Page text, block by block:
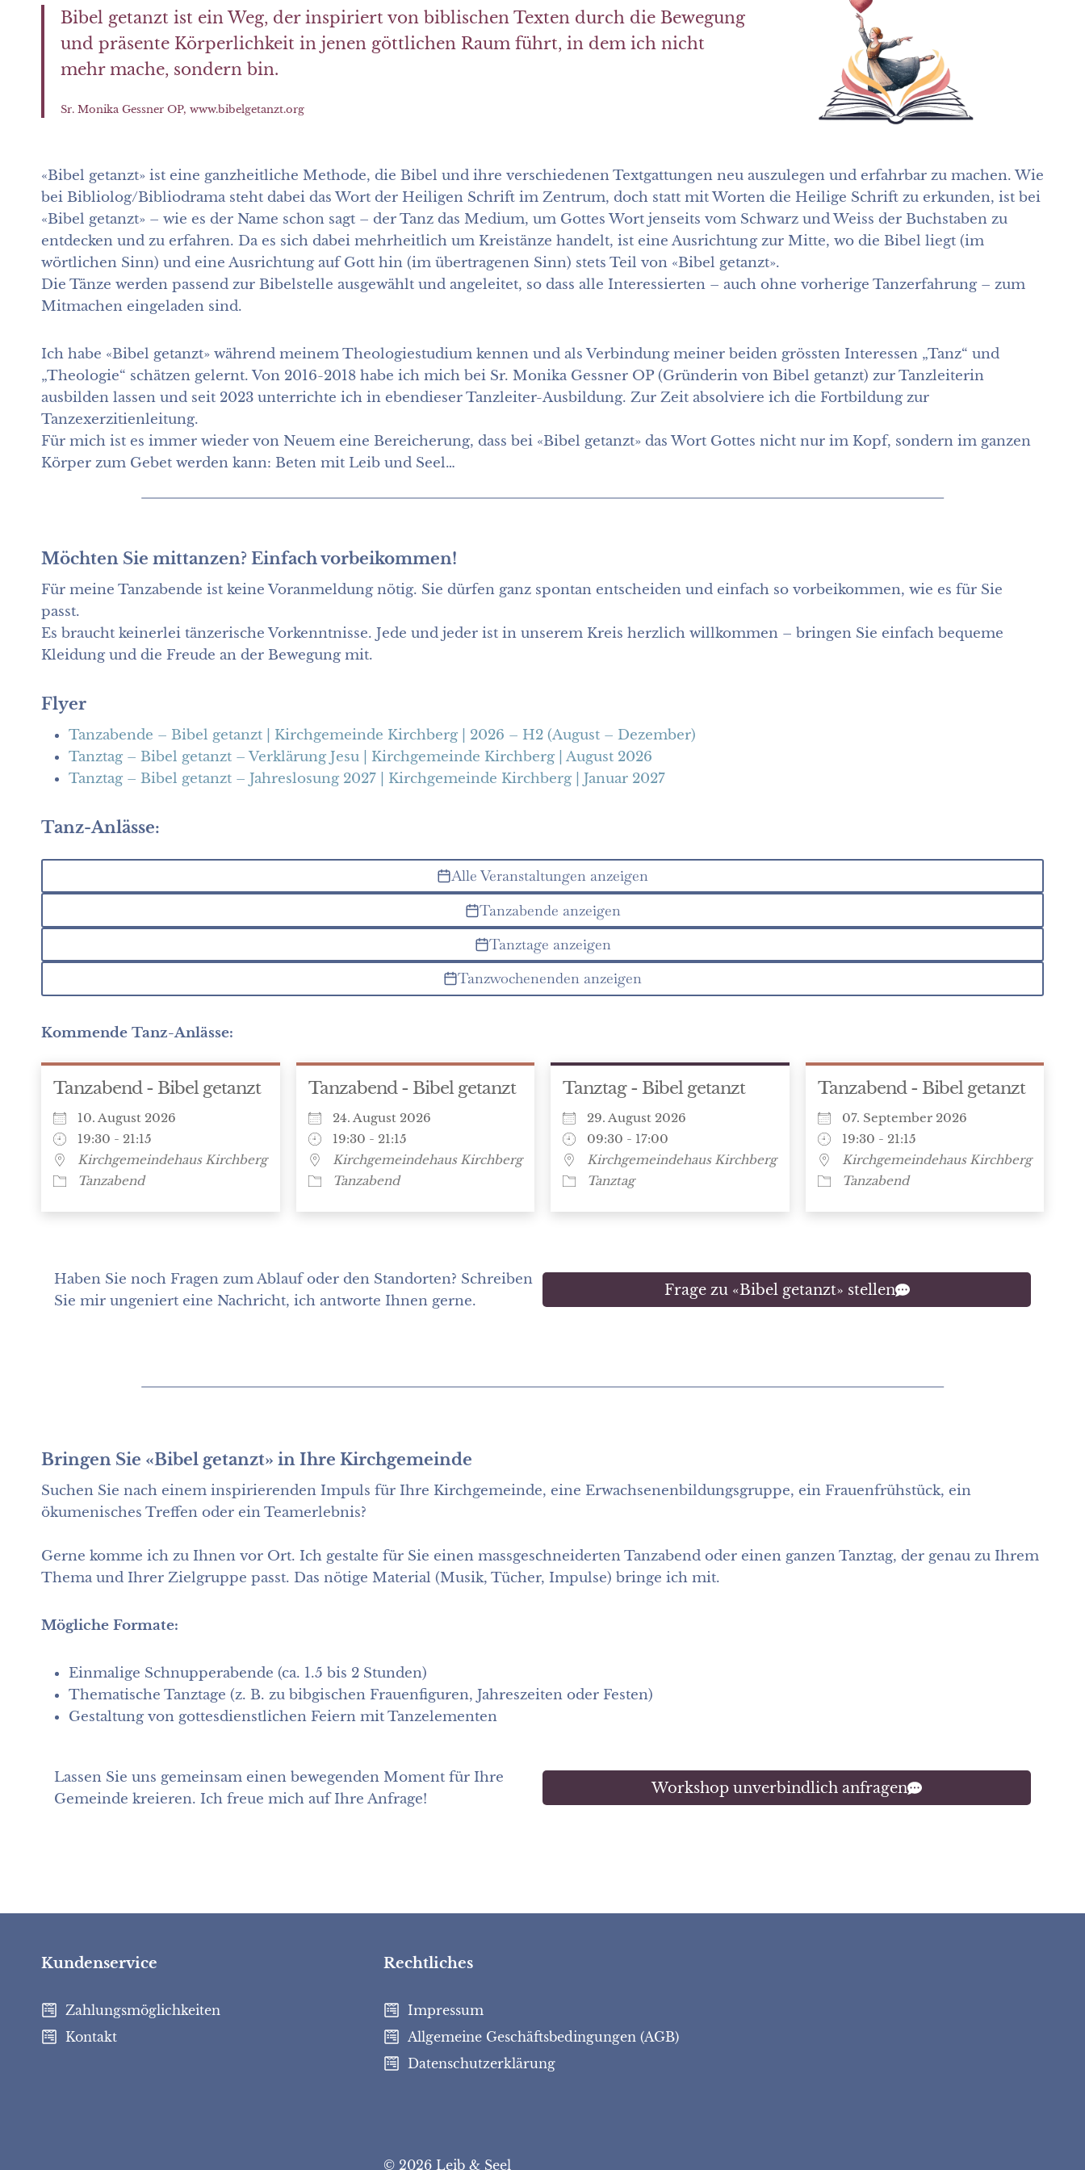
Bibel getanzt ist ein Weg, der inspiriert von biblischen Texten durch die Bewegung
und präsente Körperlichkeit in jenen göttlichen Raum führt, in dem ich nicht
mehr mache, sondern bin.
Sr. Monika Gessner OP, www.bibelgetanzt.org
«Bibel getanzt» ist eine ganzheitliche Methode, die Bibel und ihre verschiedenen Textgattungen neu auszulegen und erfahrbar zu machen. Wie
bei Bibliolog/Bibliodrama steht dabei das Wort der Heiligen Schrift im Zentrum, doch statt mit Worten die Heilige Schrift zu erkunden, ist bei
«Bibel getanzt» – wie es der Name schon sagt – der Tanz das Medium, um Gottes Wort jenseits vom Schwarz und Weiss der Buchstaben zu
entdecken und zu erfahren. Da es sich dabei mehrheitlich um Kreistänze handelt, ist eine Ausrichtung zur Mitte, wo die Bibel liegt (im
wörtlichen Sinn) und eine Ausrichtung auf Gott hin (im übertragenen Sinn) stets Teil von «Bibel getanzt».
Die Tänze werden passend zur Bibelstelle ausgewählt und angeleitet, so dass alle Interessierten – auch ohne vorherige Tanzerfahrung – zum
Mitmachen eingeladen sind.
Ich habe «Bibel getanzt» während meinem Theologiestudium kennen und als Verbindung meiner beiden grössten Interessen „Tanz“ und
„Theologie“ schätzen gelernt. Von 2016-2018 habe ich mich bei Sr. Monika Gessner OP (Gründerin von Bibel getanzt) zur Tanzleiterin
ausbilden lassen und seit 2023 unterrichte ich in ebendieser Tanzleiter-Ausbildung. Zur Zeit absolviere ich die Fortbildung zur
Tanzexerzitienleitung.
Für mich ist es immer wieder von Neuem eine Bereicherung, dass bei «Bibel getanzt» das Wort Gottes nicht nur im Kopf, sondern im ganzen
Körper zum Gebet werden kann: Beten mit Leib und Seel…
Möchten Sie mittanzen? Einfach vorbeikommen!
Für meine Tanzabende ist keine Voranmeldung nötig. Sie dürfen ganz spontan entscheiden und einfach so vorbeikommen, wie es für Sie
passt.
Es braucht keinerlei tänzerische Vorkenntnisse. Jede und jeder ist in unserem Kreis herzlich willkommen – bringen Sie einfach bequeme
Kleidung und die Freude an der Bewegung mit.
Flyer
Tanzabende – Bibel getanzt | Kirchgemeinde Kirchberg | 2026 – H2 (August – Dezember)
Tanztag – Bibel getanzt – Verklärung Jesu | Kirchgemeinde Kirchberg | August 2026
Tanztag – Bibel getanzt – Jahreslosung 2027 | Kirchgemeinde Kirchberg | Januar 2027
Tanz-Anlässe:
Alle Veranstaltungen anzeigen
Tanzabende anzeigen
Tanztage anzeigen
Tanzwochenenden anzeigen
Kommende Tanz-Anlässe:
Tanzabend - Bibel getanzt
10. August 2026
19:30 - 21:15
Kirchgemeindehaus Kirchberg
Tanzabend
Tanzabend - Bibel getanzt
24. August 2026
19:30 - 21:15
Kirchgemeindehaus Kirchberg
Tanzabend
Tanztag - Bibel getanzt
29. August 2026
09:30 - 17:00
Kirchgemeindehaus Kirchberg
Tanztag
Tanzabend - Bibel getanzt
07. September 2026
19:30 - 21:15
Kirchgemeindehaus Kirchberg
Tanzabend
Haben Sie noch Fragen zum Ablauf oder den Standorten? Schreiben
Sie mir ungeniert eine Nachricht, ich antworte Ihnen gerne.
Frage zu «Bibel getanzt» stellen
Bringen Sie «Bibel getanzt» in Ihre Kirchgemeinde
Suchen Sie nach einem inspirierenden Impuls für Ihre Kirchgemeinde, eine Erwachsenenbildungsgruppe, ein Frauenfrühstück, ein
ökumenisches Treffen oder ein Teamerlebnis?
Gerne komme ich zu Ihnen vor Ort. Ich gestalte für Sie einen massgeschneiderten Tanzabend oder einen ganzen Tanztag, der genau zu Ihrem
Thema und Ihrer Zielgruppe passt. Das nötige Material (Musik, Tücher, Impulse) bringe ich mit.
Mögliche Formate:
Einmalige Schnupperabende (ca. 1.5 bis 2 Stunden)
Thematische Tanztage (z. B. zu bibgischen Frauenfiguren, Jahreszeiten oder Festen)
Gestaltung von gottesdienstlichen Feiern mit Tanzelementen
Lassen Sie uns gemeinsam einen bewegenden Moment für Ihre
Gemeinde kreieren. Ich freue mich auf Ihre Anfrage!
Workshop unverbindlich anfragen
Kundenservice
Zahlungsmöglichkeiten
Kontakt
Rechtliches
Impressum
Allgemeine Geschäftsbedingungen (AGB)
Datenschutzerklärung
© 2026 Leib & Seel